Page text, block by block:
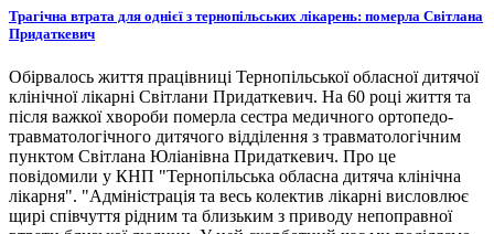
Трагічна втрата для однієї з тернопільських лікарень: померла Світлана
Придаткевич
Обірвалось життя працівниці Тернопільської обласної дитячої
клінічної лікарні Світлани Придаткевич. На 60 році життя та
після важкої хвороби померла сестра медичного ортопедо-
травматологічного дитячого відділення з травматологічним
пунктом Світлана Юліанівна Придаткевич. Про це
повідомили у КНП "Тернопільська обласна дитяча клінічна
лікарня". "Адміністрація та весь колектив лікарні висловлює
щирі співчуття рідним та близьким з приводу непоправної